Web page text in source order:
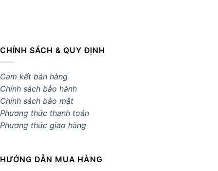
CHÍNH SÁCH & QUY ĐỊNH
Cam kết bán hàng
Chính sách bảo hành
Chính sách bảo mật
Phương thức thanh toán
Phương thức giao hàng
HƯỚNG DẪN MUA HÀNG